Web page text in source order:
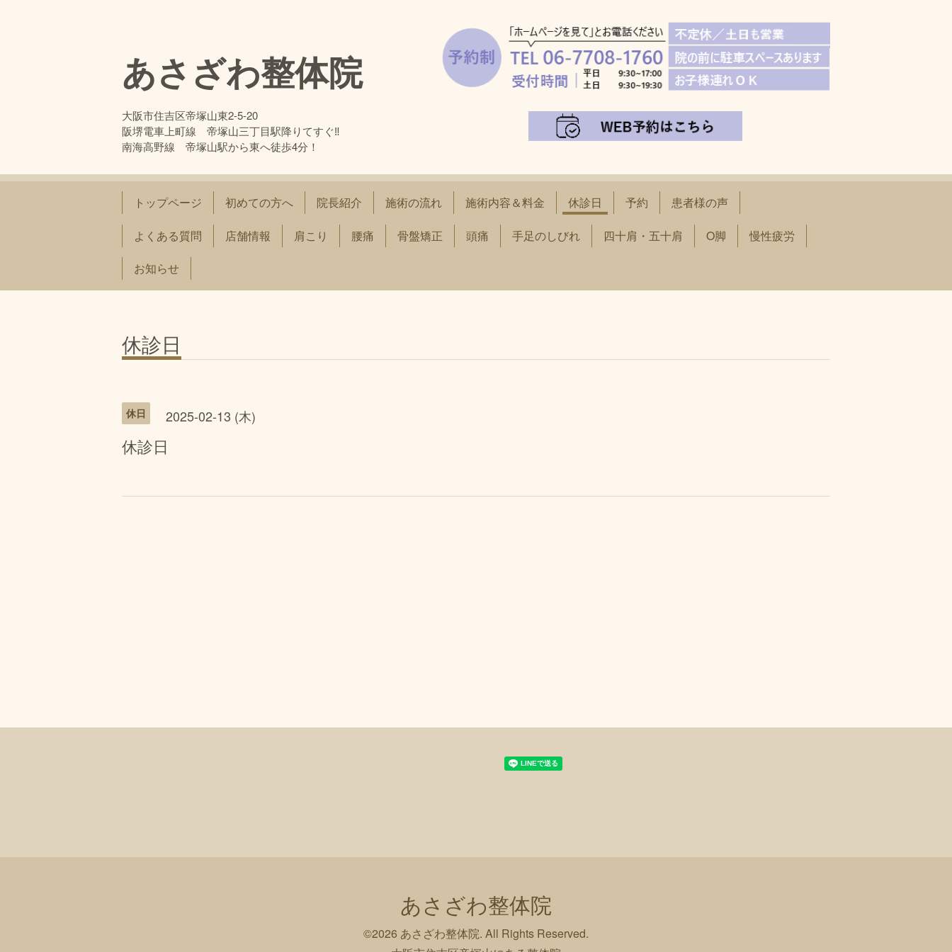
あさざわ整体院
大阪市住吉区帝塚山東2-5-20
阪堺電車上町線 帝塚山三丁目駅降りてすぐ‼
南海高野線 帝塚山駅から東へ徒歩4分！
トップページ 初めての方へ 院長紹介 施術の流れ 施術内容＆料金 休診日 予約 患者様の声
よくある質問 店舗情報 肩こり 腰痛 骨盤矯正 頭痛 手足のしびれ 四十肩・五十肩 O脚 慢性疲労
お知らせ
休診日
休日 2025-02-13 (木)
休診日
あさざわ整体院
©2026 あさざわ整体院. All Rights Reserved.